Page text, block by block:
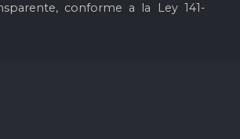
conforme a la Ley 141-